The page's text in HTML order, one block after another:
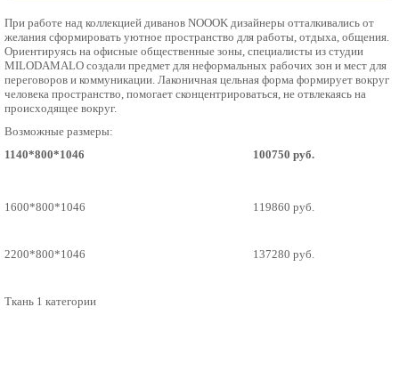
При работе над коллекцией диванов NOOOK дизайнеры отталкивались от
желания сформировать уютное пространство для работы, отдыха, общения.
Ориентируясь на офисные общественные зоны, специалисты из студии
MILODAMALO создали предмет для неформальных рабочих зон и мест для
переговоров и коммуникации. Лаконичная цельная форма формирует вокруг
человека пространство, помогает сконцентрироваться, не отвлекаясь на
происходящее вокруг.
Возможные размеры:
1140*800*1046
100750 руб.
1600*800*1046 119860 руб.
2200*800*1046 137280 руб.
Ткань 1 категории